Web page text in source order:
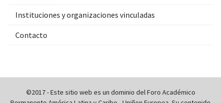
Instituciones y organizaciones vinculadas
Contacto
©2017 - Este sitio web es un dominio del Foro Académico